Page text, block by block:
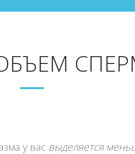
у вас выделяется